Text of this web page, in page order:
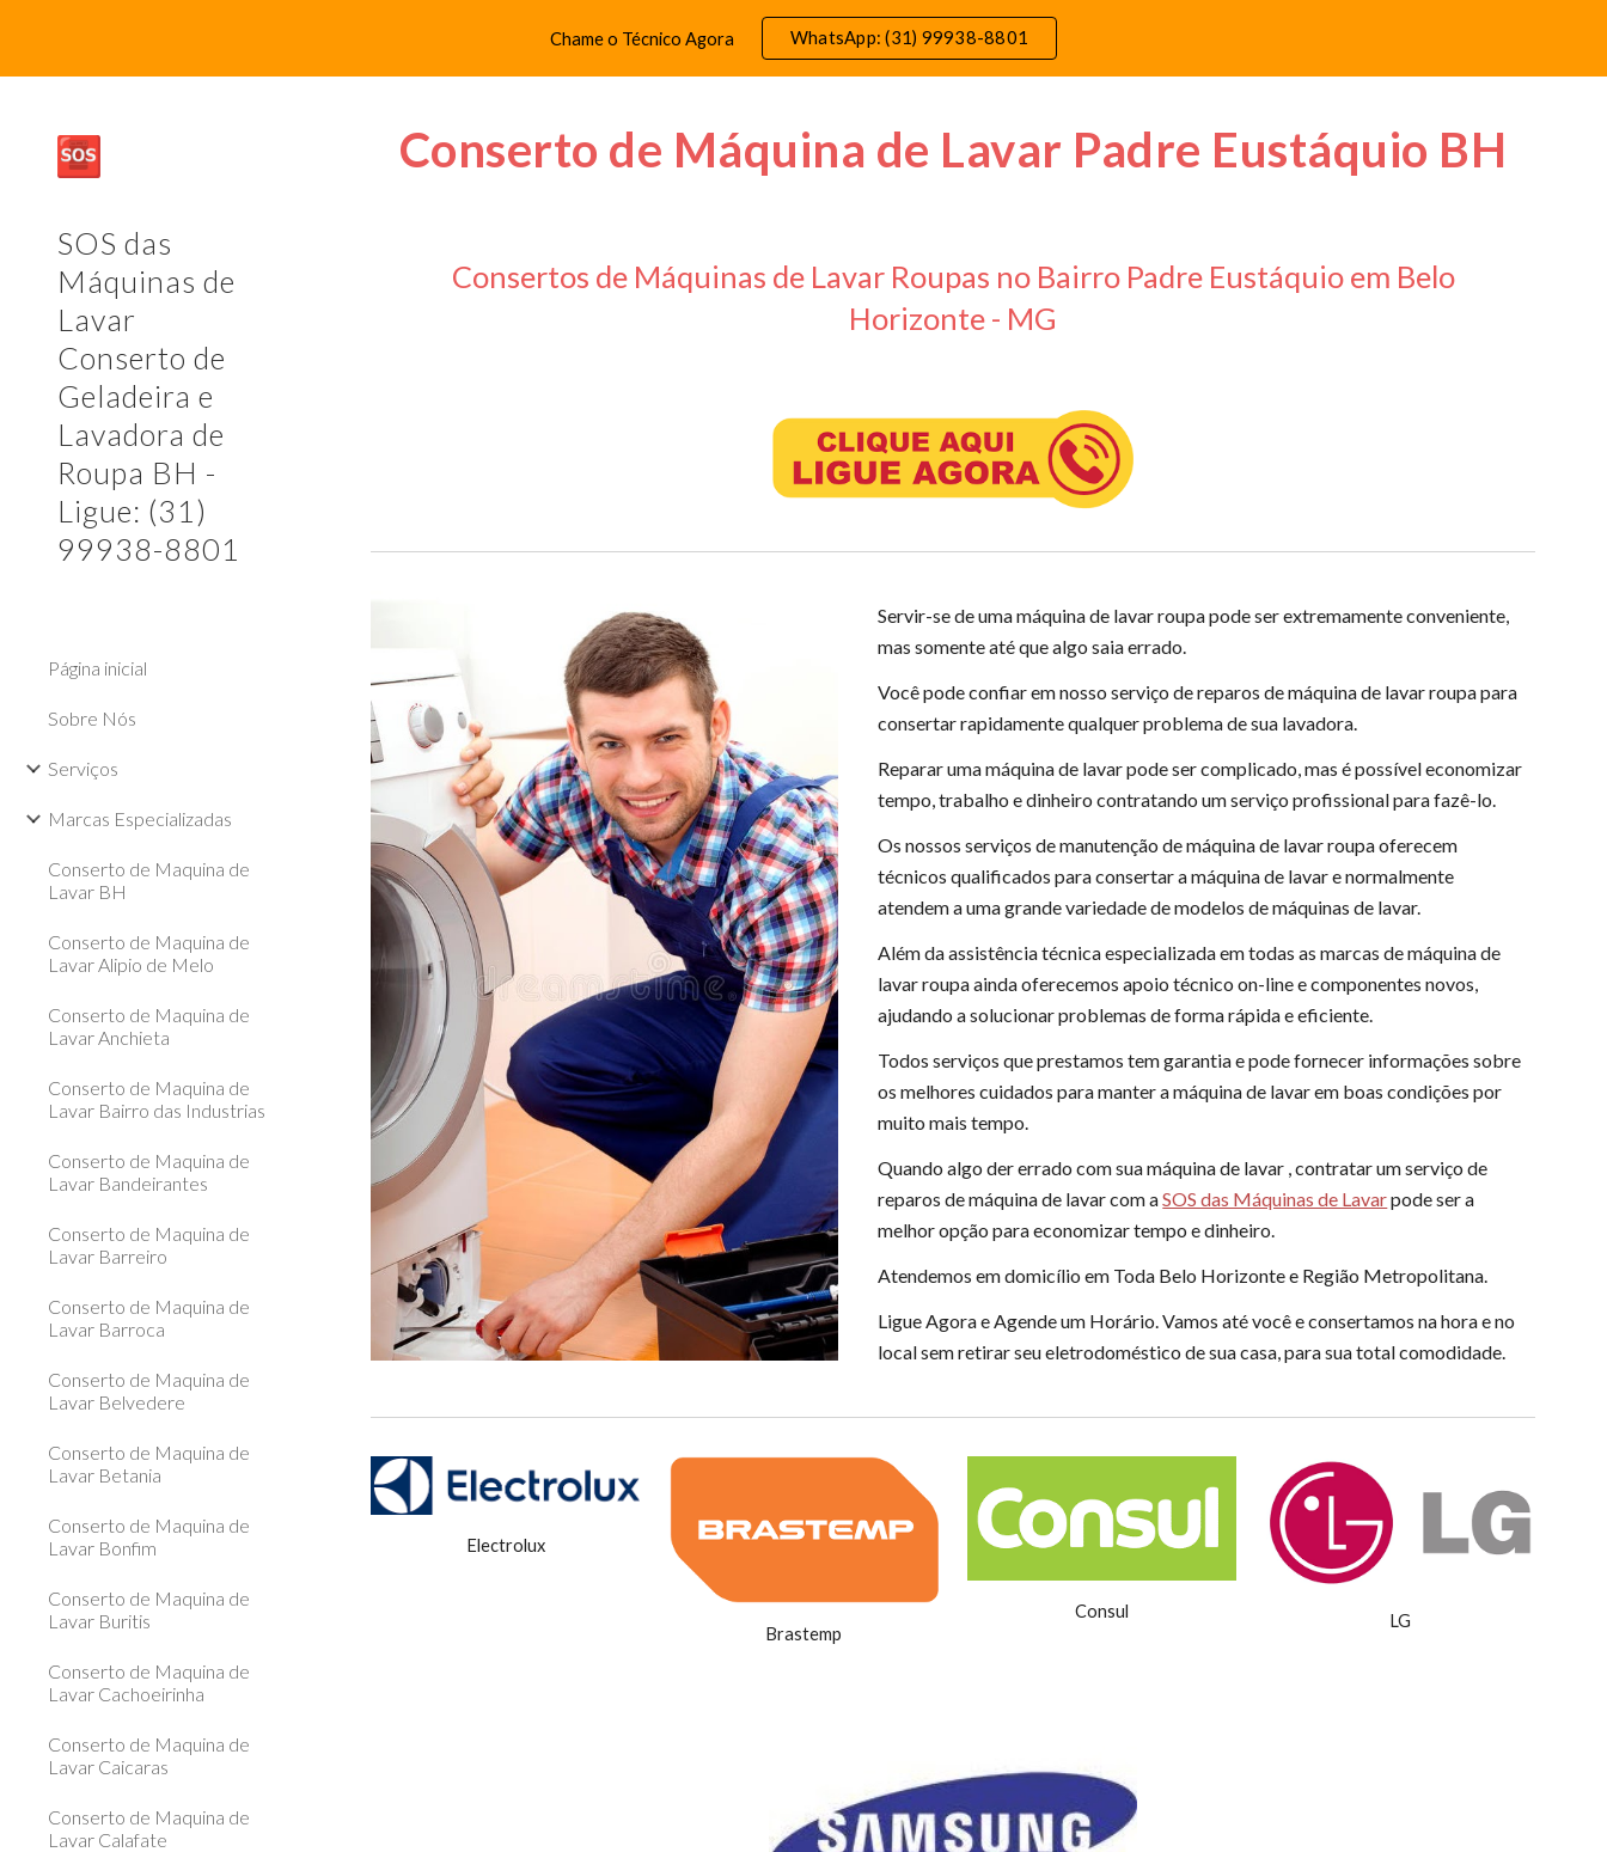
Skip to main content Skip to navigation
Chame o Técnico Agora WhatsApp: (31) 99938-8801
SOS das
Máquinas de
Lavar
Conserto de
Geladeira e
Lavadora de
Roupa BH -
Ligue: (31)
99938-8801
Página inicial
Sobre Nós
Serviços
Marcas Especializadas
Conserto de Maquina de
Lavar BH
Conserto de Maquina de
Lavar Alipio de Melo
Conserto de Maquina de
Lavar Anchieta
Conserto de Maquina de
Lavar Bairro das Industrias
Conserto de Maquina de
Lavar Bandeirantes
Conserto de Maquina de
Lavar Barreiro
Conserto de Maquina de
Lavar Barroca
Conserto de Maquina de
Lavar Belvedere
Conserto de Maquina de
Lavar Betania
Conserto de Maquina de
Lavar Bonfim
Conserto de Maquina de
Lavar Buritis
Conserto de Maquina de
Lavar Cachoeirinha
Conserto de Maquina de
Lavar Caicaras
Conserto de Maquina de
Lavar Calafate
Conserto de Máquina de Lavar Padre Eustáquio BH
Consertos de Máquinas de Lavar Roupas no Bairro Padre Eustáquio em Belo
Horizonte - MG
Servir-se de uma máquina de lavar roupa pode ser extremamente conveniente,
mas somente até que algo saia errado.
Você pode confiar em nosso serviço de reparos de máquina de lavar roupa para
consertar rapidamente qualquer problema de sua lavadora.
Reparar uma máquina de lavar pode ser complicado, mas é possível economizar
tempo, trabalho e dinheiro contratando um serviço profissional para fazê-lo.
Os nossos serviços de manutenção de máquina de lavar roupa oferecem
técnicos qualificados para consertar a máquina de lavar e normalmente
atendem a uma grande variedade de modelos de máquinas de lavar.
Além da assistência técnica especializada em todas as marcas de máquina de
lavar roupa ainda oferecemos apoio técnico on-line e componentes novos,
ajudando a solucionar problemas de forma rápida e eficiente.
Todos serviços que prestamos tem garantia e pode fornecer informações sobre
os melhores cuidados para manter a máquina de lavar em boas condições por
muito mais tempo.
Quando algo der errado com sua máquina de lavar , contratar um serviço de
reparos de máquina de lavar com aSOS das Máquinas de Lavarpode ser a
melhor opção para economizar tempo e dinheiro.
Atendemos em domicílio em Toda Belo Horizonte e Região Metropolitana.
Ligue Agora e Agende um Horário. Vamos até você e consertamos na hora e no
local sem retirar seu eletrodoméstico de sua casa, para sua total comodidade.
Electrolux
Brastemp
Consul
LG